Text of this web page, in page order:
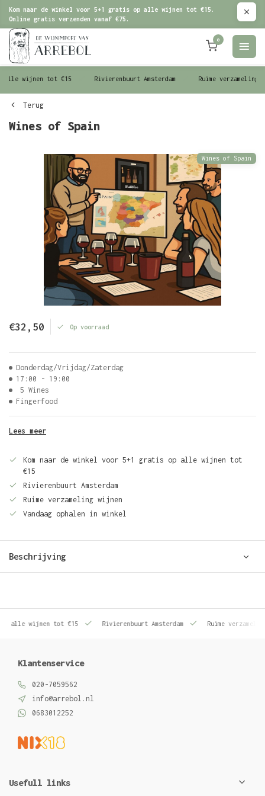
Kom naar de winkel voor 5+1 gratis op alle wijnen tot €15.
Online gratis verzenden vanaf €75.
0
wijnen tot €15 Rivierenbuurt Amsterdam Ruime verzameling
Terug
Wines of Spain
Wines of Spain
€32,50 Op voorraad
Donderdag/Vrijdag/Zaterdag
17:00 - 19:00
5 Wines
Fingerfood
Lees meer
Kom naar de winkel voor 5+1 gratis op alle wijnen tot
€15
Rivierenbuurt Amsterdam
Ruime verzameling wijnen
Vandaag ophalen in winkel
Beschrijving
wijnen tot €15 Rivierenbuurt Amsterdam Ruime verzameling
Klantenservice
020-7059562
info@arrebol.nl
0683012252
Usefull links